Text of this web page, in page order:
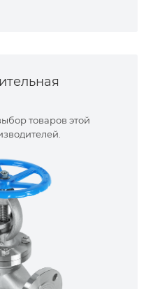
товаров этой